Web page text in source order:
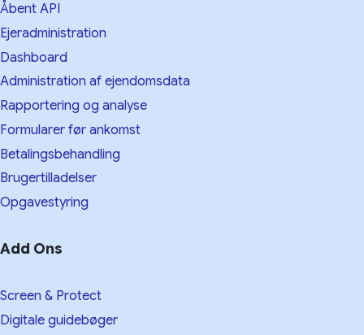
Åbent API
Ejeradministration
Dashboard
Administration af ejendomsdata
Rapportering og analyse
Formularer før ankomst
Betalingsbehandling
Brugertilladelser
Opgavestyring
Add Ons
Screen & Protect
Digitale guidebøger